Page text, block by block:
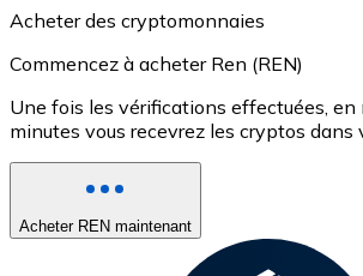
Acheter des cryptomonnaies
Commencez à acheter Ren (REN)
Une fois les vérifications effectuées, en
minutes vous recevrez les cryptos dans
Acheter REN maintenant